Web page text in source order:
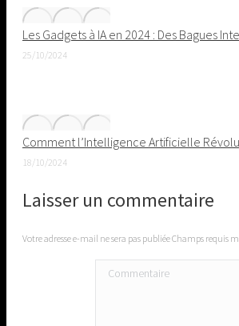
Les Gadgets à IA en 2024 : Des Bagues
25/10/2024
Comment l’Intelligence Artificielle
18/10/2024
Laisser un commentaire
Votre adresse e-mail ne sera pas publiée Champs requis